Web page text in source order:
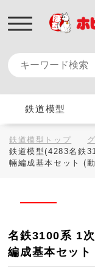
鉄道模型
鉄道模型トップ
鉄道模型(4283名鉄
輛編成基本セット (
名鉄3100系 1
編成基本セッ